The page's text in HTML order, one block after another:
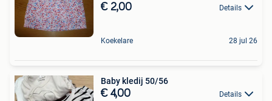
€ 2,00 Details
Koekelare 28 jul 26
Baby kledij 50/56
€ 4,00 Details